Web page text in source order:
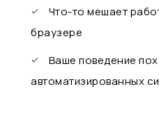
Что-то мешает
браузере
Ваше поведение
автоматизированных